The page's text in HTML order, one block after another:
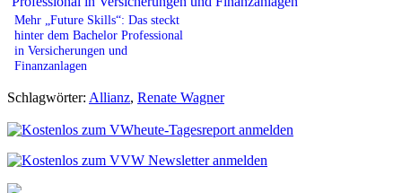
Mehr „Future Skills“: Das steckt
hinter dem Bachelor Professional
in Versicherungen und
Finanzanlagen
Schlagwörter: Allianz, Renate Wagner